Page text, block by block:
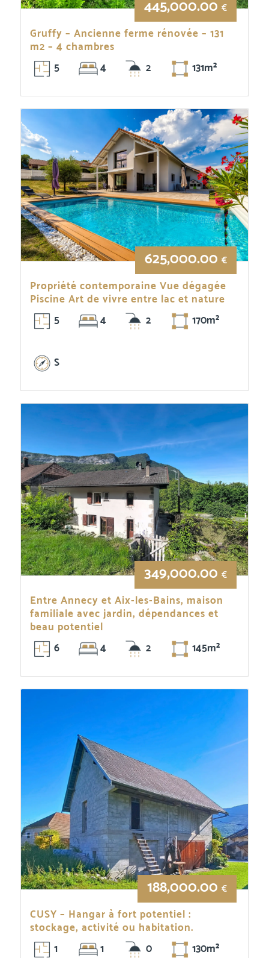
445,000.00€
Gruffy – Ancienne ferme rénovée – 131
m2 – 4 chambres
5
4 2 131m²
625,000.00€
Propriété contemporaine Vue dégagée
Piscine Art de vivre entre lac et nature
5
4 2 170m²
S
349,000.00€
Entre Annecy et Aix-les-Bains, maison
familiale avec jardin, dépendances et
beau potentiel
6
4 2 145m²
188,000.00€
CUSY – Hangar à fort potentiel :
stockage, activité ou habitation.
1
1 0 130m²